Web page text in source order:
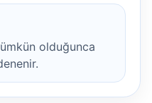
olduğunca